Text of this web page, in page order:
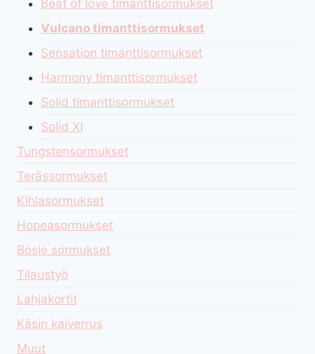
Beat of love timanttisormukset
Vulcano timanttisormukset
Sensation timanttisormukset
Harmony timanttisormukset
Solid timanttisormukset
Solid XI
Tungstensormukset
Terässormukset
Kihlasormukset
Hopeasormukset
Bosie sormukset
Tilaustyö
Lahjakortit
Käsin kaiverrus
Muut